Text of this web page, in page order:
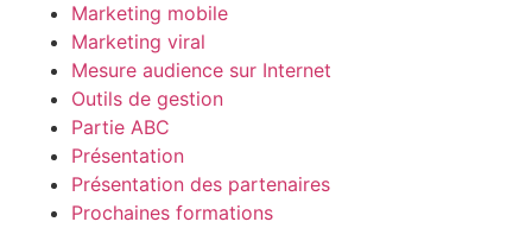
Marketing mobile
Marketing viral
Mesure audience sur Internet
Outils de gestion
Partie ABC
Présentation
Présentation des partenaires
Prochaines formations